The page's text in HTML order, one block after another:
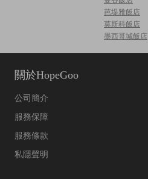
芭堤雅飯店
莫斯科飯店
墨西哥城飯店
關於HopeGoo
公司簡介
服務保障
服務條款
私隱聲明